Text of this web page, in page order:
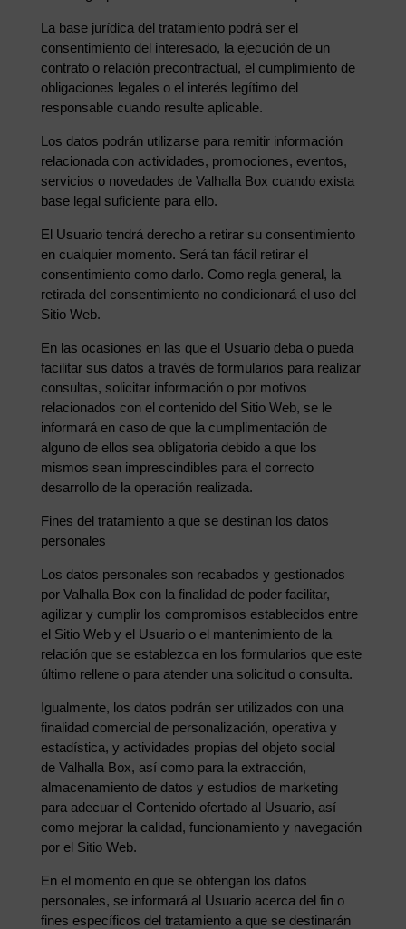
La base jurídica del tratamiento podrá ser el
consentimiento del interesado, la ejecución de un
contrato o relación precontractual, el cumplimiento de
obligaciones legales o el interés legítimo del
responsable cuando resulte aplicable.
Los datos podrán utilizarse para remitir información
relacionada con actividades, promociones, eventos,
servicios o novedades de Valhalla Box cuando exista
base legal suficiente para ello.
El Usuario tendrá derecho a retirar su consentimiento
en cualquier momento. Será tan fácil retirar el
consentimiento como darlo. Como regla general, la
retirada del consentimiento no condicionará el uso del
Sitio Web.
En las ocasiones en las que el Usuario deba o pueda
facilitar sus datos a través de formularios para realizar
consultas, solicitar información o por motivos
relacionados con el contenido del Sitio Web, se le
informará en caso de que la cumplimentación de
alguno de ellos sea obligatoria debido a que los
mismos sean imprescindibles para el correcto
desarrollo de la operación realizada.
Fines del tratamiento a que se destinan los datos
personales
Los datos personales son recabados y gestionados
por Valhalla Box con la finalidad de poder facilitar,
agilizar y cumplir los compromisos establecidos entre
el Sitio Web y el Usuario o el mantenimiento de la
relación que se establezca en los formularios que este
último rellene o para atender una solicitud o consulta.
Igualmente, los datos podrán ser utilizados con una
finalidad comercial de personalización, operativa y
estadística, y actividades propias del objeto social
de Valhalla Box, así como para la extracción,
almacenamiento de datos y estudios de marketing
para adecuar el Contenido ofertado al Usuario, así
como mejorar la calidad, funcionamiento y navegación
por el Sitio Web.
En el momento en que se obtengan los datos
personales, se informará al Usuario acerca del fin o
fines específicos del tratamiento a que se destinarán